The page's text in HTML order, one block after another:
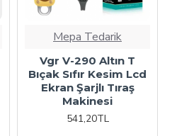
Mepa Tedarik
Vgr V-290 Altın T
Bıçak Sıfır Kesim Lcd
Ekran Şarjlı Tıraş
Makinesi
541,20TL